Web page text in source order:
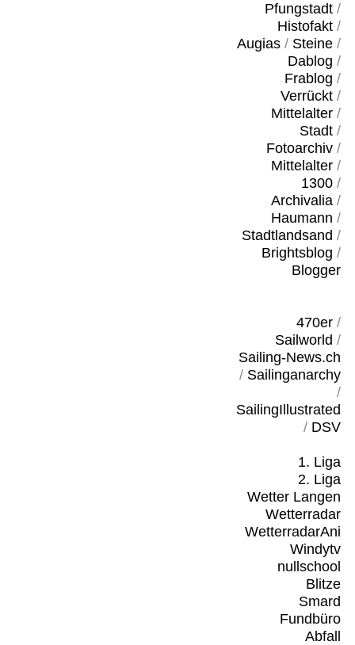
Pfungstadt/
Histofakt/
Augias/ Steine/
Dablog /
Frablog /
Verrückt/
Mittelalter/
Stadt/
Fotoarchiv/
Mittelalter/
1300/
Archivalia/
Haumann /
Stadtlandsand /
Brightsblog /
Blogger
470er/
Sailworld /
Sailing-News.ch
/ Sailinganarchy
/
SailingIllustrated
/ DSV
1. Liga
2. Liga
Wetter Langen
Wetterradar
WetterradarAni
Windytv
nullschool
Blitze
Smard
Fundbüro
Abfall